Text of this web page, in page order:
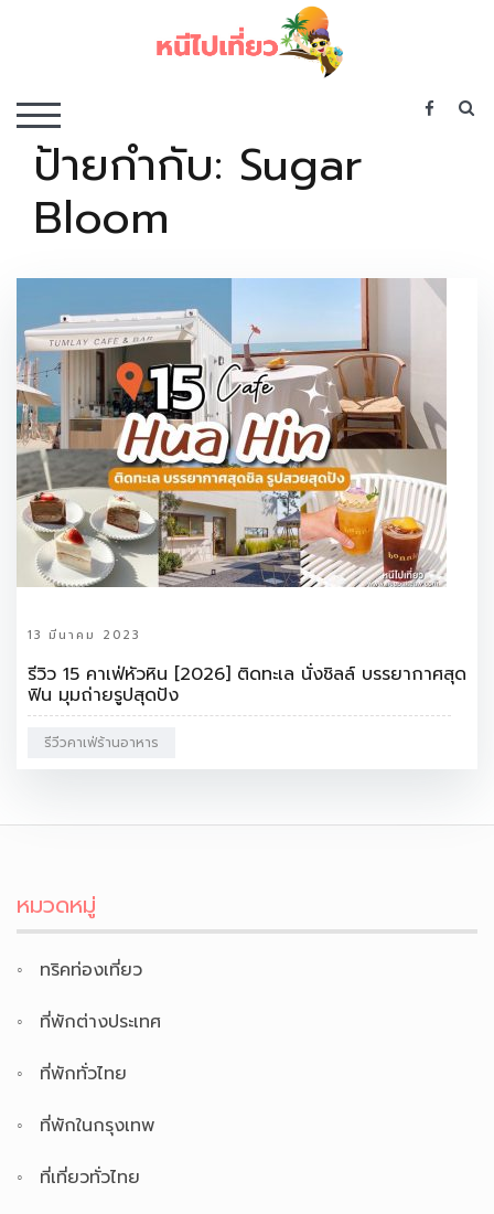
TOGGLE MOBILE MENU
ป้ายกำกับ: Sugar
Bloom
13 มีนาคม 2023
รีวิว 15 คาเฟ่หัวหิน [2026] ติดทะเล นั่งชิลล์ บรรยากาศสุด
ฟิน มุมถ่ายรูปสุดปัง
รีวีวคาเฟ่ร้านอาหาร
หมวดหมู่
ทริคท่องเที่ยว
ที่พักต่างประเทศ
ที่พักทั่วไทย
ที่พักในกรุงเทพ
ที่เที่ยวทั่วไทย